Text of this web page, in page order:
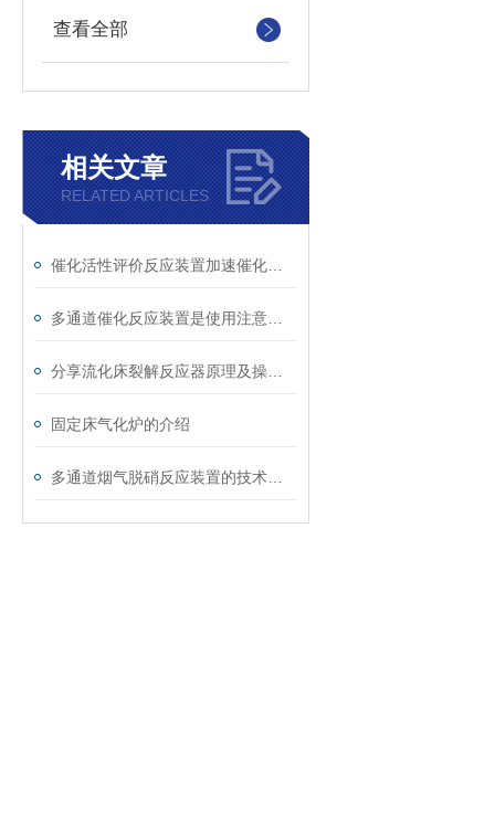
查看全部
相关文章
RELATED ARTICLES
固定床气化炉的介绍